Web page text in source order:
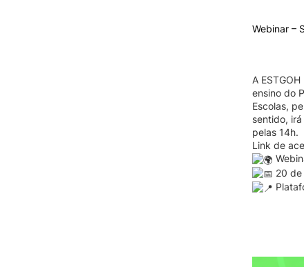
Atribuição de Prémios no
Politécnico de Coimbra |
Processos Eleitorais
Bolsa de alojamento para
proprietários de imóveis
Serviços ao Exterior
Momentos Especiais
Webinar –
A
ensino do
Escolas,
sentido,
pelas 14h.
Link de
20